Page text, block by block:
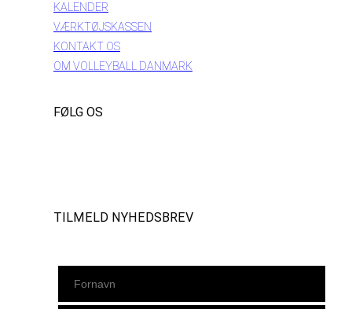
KALENDER
VÆRKTØJSKASSEN
KONTAKT OS
OM VOLLEYBALL DANMARK
FØLG OS
TILMELD NYHEDSBREV